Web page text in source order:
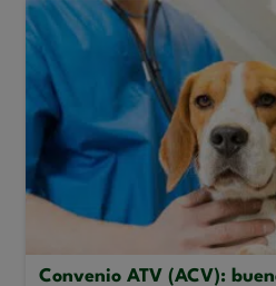
Convenio ATV (ACV):